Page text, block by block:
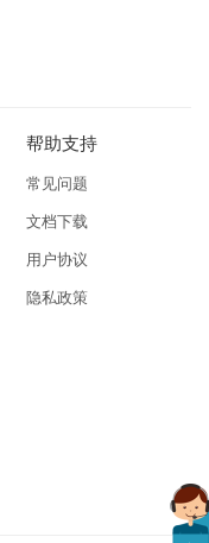
帮助支持
常见问题
文档下载
用户协议
隐私政策